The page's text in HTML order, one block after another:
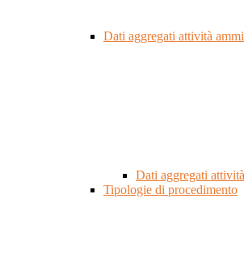
Dati aggregati attività
Dati aggregati
Tipologie di procedimento